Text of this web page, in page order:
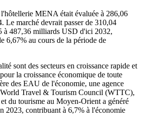
MENA était évaluée à 286,06
Le marché devrait passer de 310,04
à 487,36 milliards USD d'ici 2032,
6,67% au cours de la période de
sont des secteurs en croissance rapide et
la croissance économique de toute
des EAU de l'économie, une agence
World Travel & Tourism Council (WTTC),
du tourisme au Moyen-Orient a généré
2023, contribuant à 6,7% à l'économie